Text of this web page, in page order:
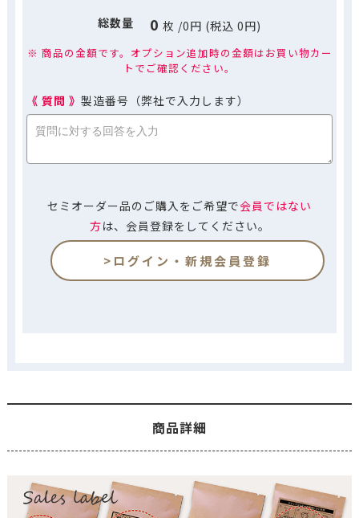
総数量 0 枚 /0円 (税込 0円)
※ 商品の金額です。オプション追加時の金額はお買い物カー
トでご確認ください。
《 質問 》 製造番号（弊社で入力します）
セミオーダー品のご購入をご希望で会員ではない
方は、会員登録をしてください。
>ログイン・新規会員登録
商品詳細